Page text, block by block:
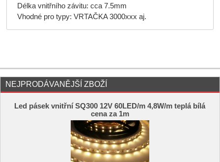
Délka vnitřního závitu: cca 7.5mm
Vhodné pro typy: VRTAČKA 3000xxx aj.
NEJPRODÁVANĚJŠÍ ZBOŽÍ
Led pásek vnitřní SQ300 12V 60LED/m 4,8W/m teplá bílá
cena za 1m